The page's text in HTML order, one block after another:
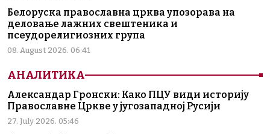
Белоруска православна црква упозорава на
деловање лажних свештеника и
псеудорелигиозних група
08. August 2026. 06:41
АНАЛИТИКА
Александар Гронски: Како ПЦУ види историју
Православне Цркве у југозападној Русији
27. July 2026. 05:46